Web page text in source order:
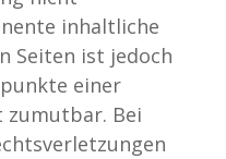
inhaltliche
Seiten ist jedoch
einer
zumutbar. Bei